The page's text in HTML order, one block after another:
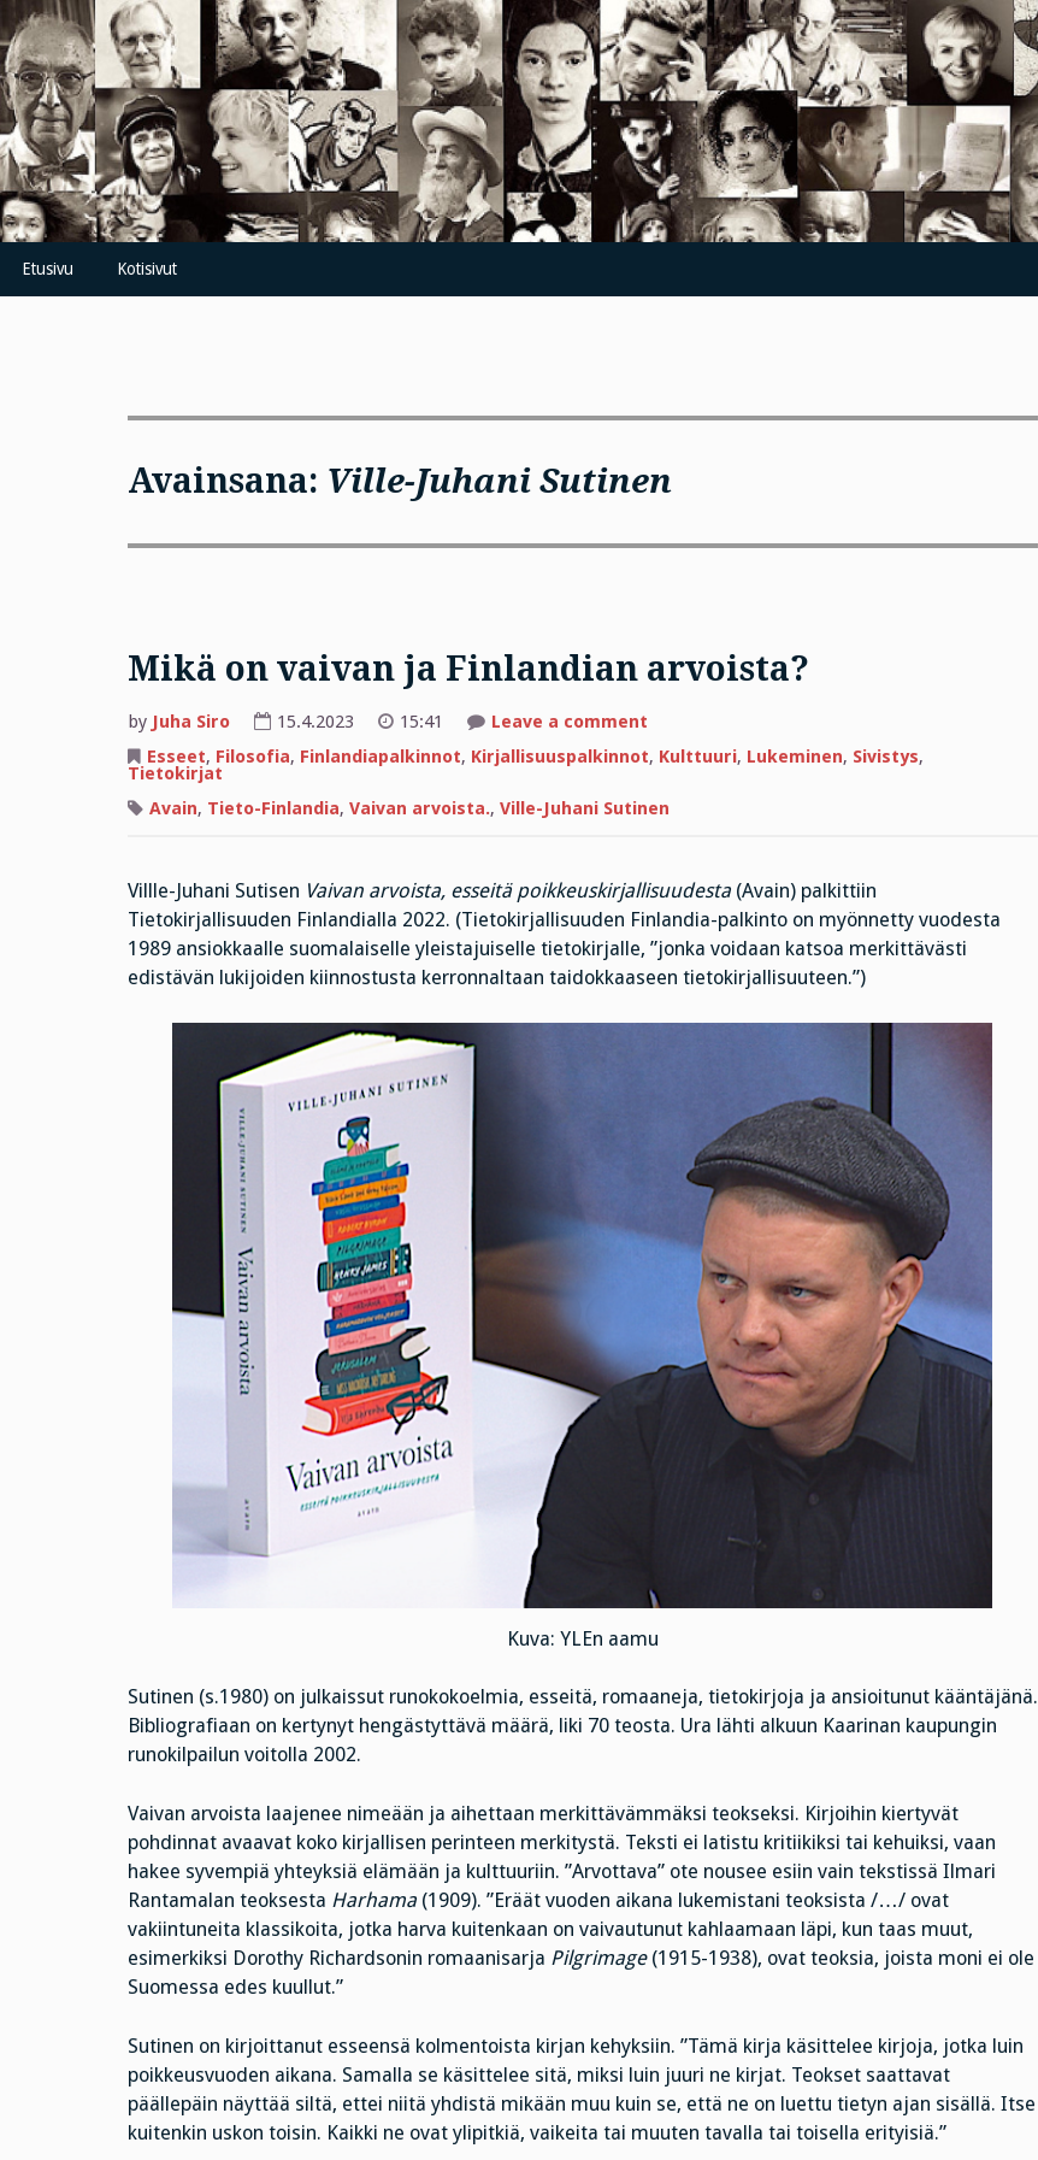
Skip
to
content
Etusivu Kotisivut
Avainsana: Ville-Juhani Sutinen
Mikä on vaivan ja Finlandian arvoista?
by Juha Siro 15.4.2023 15:41 Leave a commenton
on
vaivan
Finlandian
arvoista?
Esseet, Filosofia, Finlandiapalkinnot, Kirjallisuuspalkinnot, Kulttuuri, Lukeminen, Sivistys,
Tietokirjat
Avain, Tieto-Finlandia, Vaivan arvoista., Ville-Juhani Sutinen
Villle-Juhani Sutisen Vaivan arvoista, esseitä poikkeuskirjallisuudesta(Avain) palkittiin
Tietokirjallisuuden Finlandialla 2022. (Tietokirjallisuuden Finlandia-palkinto on myönnetty vuodesta
1989 ansiokkaalle suomalaiselle yleistajuiselle tietokirjalle, ”jonka voidaan katsoa merkittävästi
edistävän lukijoiden kiinnostusta kerronnaltaan taidokkaaseen tietokirjallisuuteen.”)
Kuva: YLEn aamu
Sutinen (s.1980) on julkaissut runokokoelmia, esseitä, romaaneja, tietokirjoja ja ansioitunut kääntäjänä.
Bibliografiaan on kertynyt hengästyttävä määrä, liki 70 teosta. Ura lähti alkuun Kaarinan kaupungin
runokilpailun voitolla 2002.
Vaivan arvoista laajenee nimeään ja aihettaan merkittävämmäksi teokseksi. Kirjoihin kiertyvät
pohdinnat avaavat koko kirjallisen perinteen merkitystä. Teksti ei latistu kritiikiksi tai kehuiksi, vaan
hakee syvempiä yhteyksiä elämään ja kulttuuriin. ”Arvottava” ote nousee esiin vain tekstissä Ilmari
Rantamalan teoksesta Harhama(1909). ”Eräät vuoden aikana lukemistani teoksista /…/ ovat
vakiintuneita klassikoita, jotka harva kuitenkaan on vaivautunut kahlaamaan läpi, kun taas muut,
esimerkiksi Dorothy Richardsonin romaanisarja Pilgrimage(1915-1938), ovat teoksia, joista moni ei ole
Suomessa edes kuullut.”
Sutinen on kirjoittanut esseensä kolmentoista kirjan kehyksiin. ”Tämä kirja käsittelee kirjoja, jotka luin
poikkeusvuoden aikana. Samalla se käsittelee sitä, miksi luin juuri ne kirjat. Teokset saattavat
päällepäin näyttää siltä, ettei niitä yhdistä mikään muu kuin se, että ne on luettu tietyn ajan sisällä. Itse
kuitenkin uskon toisin. Kaikki ne ovat ylipitkiä, vaikeita tai muuten tavalla tai toisella erityisiä.”